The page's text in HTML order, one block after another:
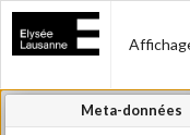
Meta-données